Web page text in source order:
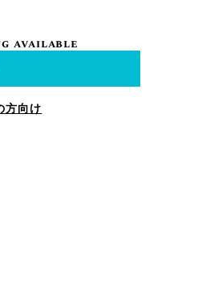
available
方向け